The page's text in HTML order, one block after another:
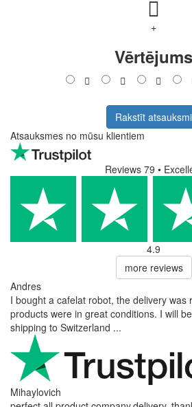
+
Vērtējums
Rakstīt atsauksmi
Atsauksmes no mūsu klientiem
Reviews 79 •
4.9
more reviews
Andres
I bought a cafelat robot, the delivery was
products were in great conditions. I will
shipping to Switzerland ...
Mihaylovich